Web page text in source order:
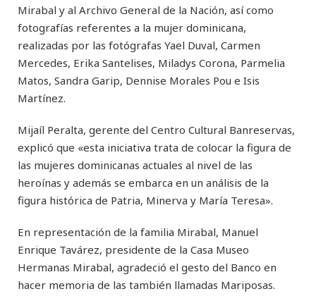
Mirabal y al Archivo General de la Nación, así como
fotografías referentes a la mujer dominicana,
realizadas por las fotógrafas Yael Duval, Carmen
Mercedes, Erika Santelises, Miladys Corona, Parmelia
Matos, Sandra Garip, Dennise Morales Pou e Isis
Martínez.
Mijaíl Peralta, gerente del Centro Cultural Banreservas,
explicó que «esta iniciativa trata de colocar la figura de
las mujeres dominicanas actuales al nivel de las
heroínas y además se embarca en un análisis de la
figura histórica de Patria, Minerva y María Teresa».
En representación de la familia Mirabal, Manuel
Enrique Tavárez, presidente de la Casa Museo
Hermanas Mirabal, agradeció el gesto del Banco en
hacer memoria de las también llamadas Mariposas.